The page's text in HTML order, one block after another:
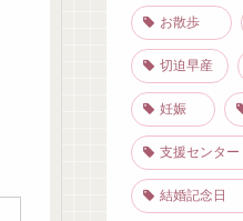
お散歩
切迫早産
妊娠
支援センター
結婚記念日